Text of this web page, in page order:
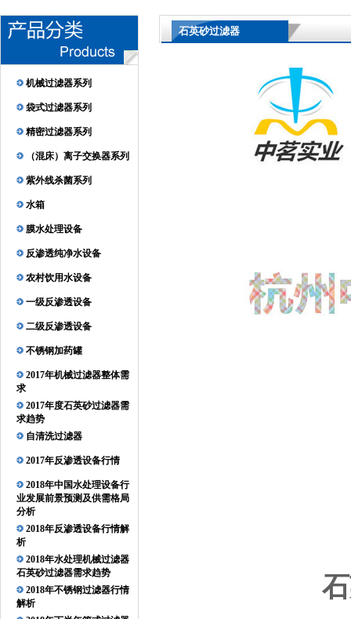
机械过滤器系列
袋式过滤器系列
精密过滤器系列
（混床）离子交换器系列
紫外线杀菌系列
水箱
膜水处理设备
反渗透纯净水设备
农村饮用水设备
一级反渗透设备
二级反渗透设备
不锈钢加药罐
2017年机械过滤器整体需
求
2017年度石英砂过滤器需
求趋势
自清洗过滤器
2017年反渗透设备行情
2018年中国水处理设备行
业发展前景预测及供需格局
分析
2018年反渗透设备行情解
析
2018年水处理机械过滤器
石英砂过滤器需求趋势
2018年不锈钢过滤器行情
解析
石英砂过滤器